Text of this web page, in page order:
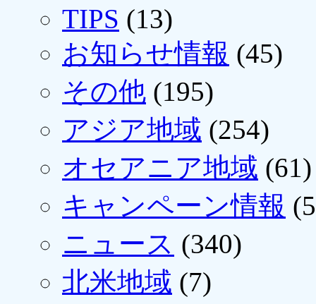
TIPS (13)
お知らせ情報 (45)
その他 (195)
アジア地域 (254)
オセアニア地域 (61)
キャンペーン情報
ニュース (340)
北米地域 (7)